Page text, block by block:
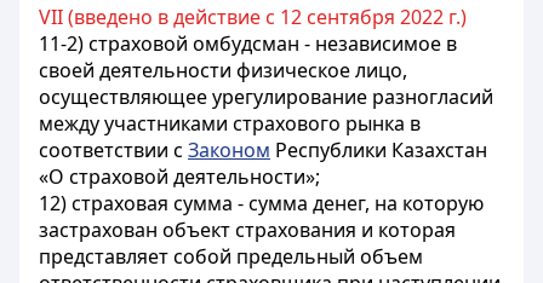
VII (введено в действие с 12 сентября 2022 г.)
11-2) страховой омбудсман - независимое в
своей деятельности физическое лицо,
осуществляющее урегулирование разногласий
между участниками страхового рынка в
соответствии с Законом Республики Казахстан
«О страховой деятельности»;
12) страховая сумма - сумма денег, на которую
застрахован объект страхования и которая
представляет собой предельный объем